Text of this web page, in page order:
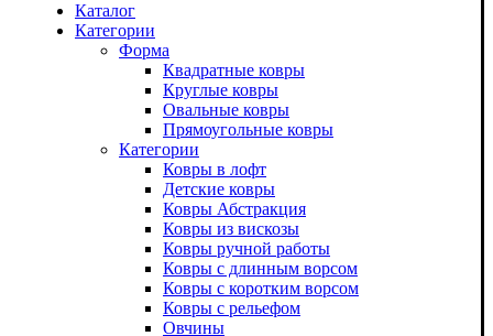
Каталог
Категории
Форма
Квадратные ковры
Круглые ковры
Овальные ковры
Прямоугольные ковры
Категории
Ковры в лофт
Детские ковры
Ковры Абстракция
Ковры из вискозы
Ковры ручной работы
Ковры с длинным ворсом
Ковры с коротким ворсом
Ковры с рельефом
Овчины